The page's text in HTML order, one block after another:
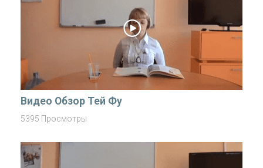
Видео Обзор Тей Фу
5395 Просмотры